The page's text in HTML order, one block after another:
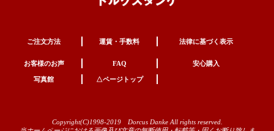
ご注文方法 運賃・手数料 法律に基づく表示
お客様のお声 FAQ 安心購入
写真館 △ページトップ
Copyright(C)1998-2019 Dorcus Danke All rights reserved.